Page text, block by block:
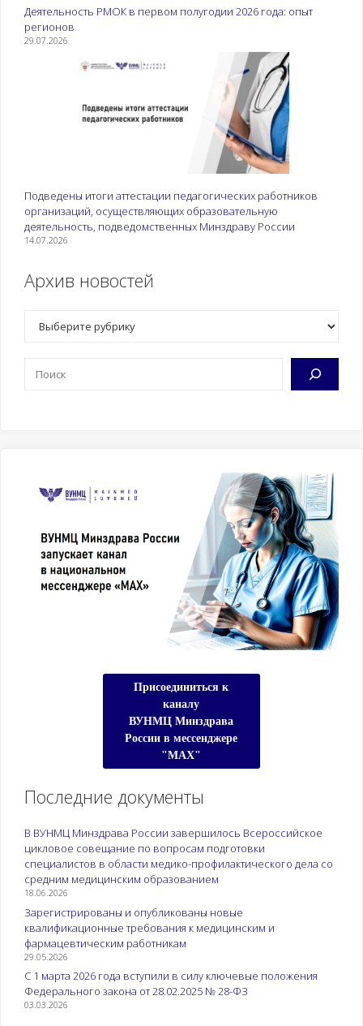
Деятельность РМОК в первом полугодии 2026 года: опыт
регионов
29.07.2026
Подведены итоги аттестации педагогических работников
организаций, осуществляющих образовательную
деятельность, подведомственных Минздраву России
14.07.2026
Архив новостей
Присоединиться к
каналу
ВУНМЦ Минздрава
России в мессенджере
"МАХ"
Последние документы
В ВУНМЦ Минздрава России завершилось Всероссийское
цикловое совещание по вопросам подготовки
специалистов в области медико-профилактического дела со
средним медицинским образованием
18.06.2026
Зарегистрированы и опубликованы новые
квалификационные требования к медицинским и
фармацевтическим работникам
29.05.2026
С 1 марта 2026 года вступили в силу ключевые положения
Федерального закона от 28.02.2025 № 28-ФЗ
03.03.2026